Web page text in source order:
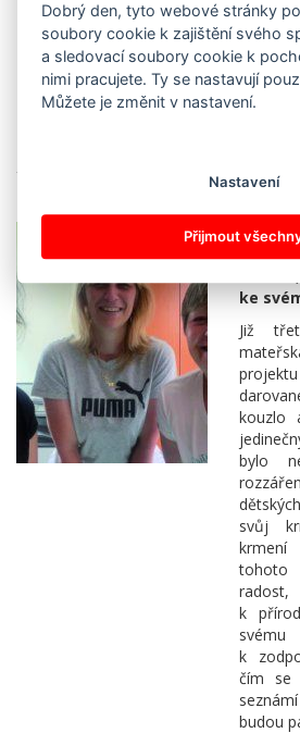
BARBORA
GABRIELA
ALENA
Srdce s
ke
Již
kouzlo
bylo
svůj
krmení
tohoto
k
k
čím se
budou
Dobrý den, tyto webové stránky
soubory cookie k zajištění svého
a sledovací soubory cookie k
nimi pracujete. Ty se nastavují
Můžete je změnit v nastavení.
Nastavení
Přijmout